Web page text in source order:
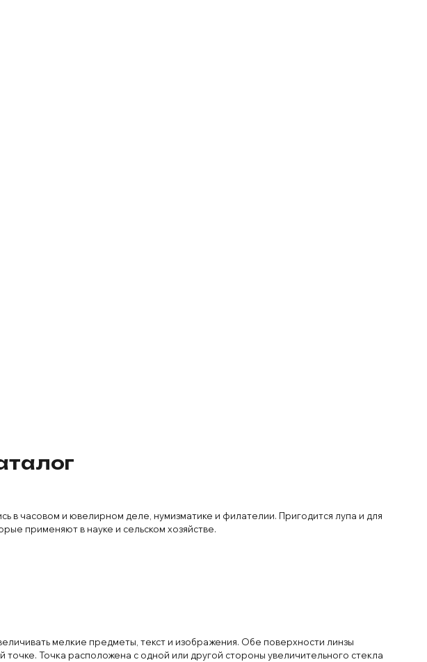
в часовом и ювелирном деле, нумизматике и филателии. Пригодится лупа и для
применяют в науке и сельском хозяйстве.
мелкие предметы, текст и изображения. Обе поверхности линзы
Точка расположена с одной или другой стороны увеличительного стекла